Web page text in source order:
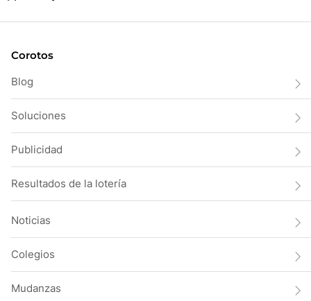
Corotos
Blog
Soluciones
Publicidad
Resultados de la lotería
Noticias
Colegios
Mudanzas